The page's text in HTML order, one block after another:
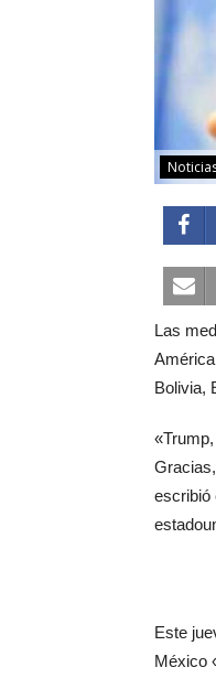
Las
Bolivia,
escribió
Este
México